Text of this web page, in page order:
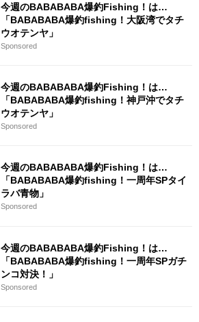
今週のBABABABA爆釣Fishing！は…
「BABABABA爆釣fishing！大阪湾でタチ
ウオテンヤ」
Sponsored
今週のBABABABA爆釣Fishing！は…
「BABABABA爆釣fishing！神戸沖でタチ
ウオテンヤ」
Sponsored
今週のBABABABA爆釣Fishing！は…
「BABABABA爆釣fishing！一周年SPタイ
ラバ青物」
Sponsored
今週のBABABABA爆釣Fishing！は…
「BABABABA爆釣fishing！一周年SPガチ
ンコ対決！」
Sponsored